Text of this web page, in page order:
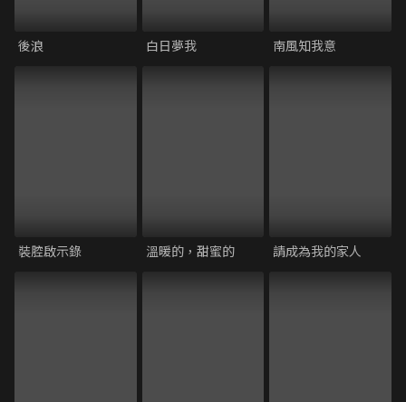
後浪 白日夢我 南風知我意
裝腔啟示錄 溫暖的，甜蜜的 請成為我的家人